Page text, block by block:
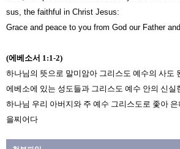
sus, the faithful in Christ Jesus:
Grace and peace to you from God our Father
(에베소서 1:1-2)
하나님의 뜻으로 말미암아 그리스도 예수의 사도
에베소에 있는 성도들과 그리스도 예수 안의 신실
하나님 우리 아버지와 주 예수 그리스도로 좇아
을찌어다